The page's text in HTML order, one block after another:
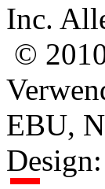
Inc.
©
EBU,